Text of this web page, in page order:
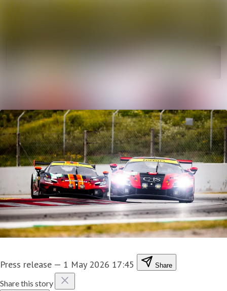
archive
Media
Press release — 1 May 2026 17:45 Share
Share this story